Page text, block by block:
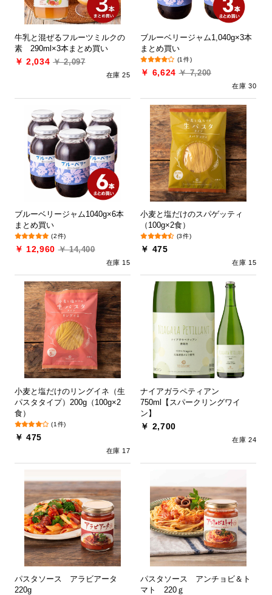
牛乳と混ぜるフルーツミルクの
素 290ml×3本まとめ買い
￥ 2,034 ￥ 2,097
在庫 25
ブルーベリージャム1,040g×3本
まとめ買い
(1件)
￥ 6,624 ￥ 7,200
在庫 30
ブルーベリージャム1040g×6本
まとめ買い
(2件)
￥ 12,960 ￥ 14,400
在庫 15
小麦と塩だけのスパゲッティ
（100g×2食）
(3件)
￥ 475
在庫 15
小麦と塩だけのリングイネ（生
パスタタイプ）200g（100g×2
食）
(1件)
￥ 475
在庫 17
ナイアガラペティアン
750ml【スパークリングワイ
ン】
￥ 2,700
在庫 24
パスタソース アラビアータ
220g
パスタソース アンチョビ＆ト
マト 220ｇ